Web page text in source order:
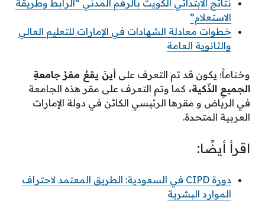
نتائج الابتدائي الكويت بالرقم المدني “الرابط وطريقة
الاستعلام”
خطوات معادلة الشهادات في الإمارات للتعليم العالي
والثانوية العامة
وختاماً؛ يكون قد تم التعرف على أينَ يقعُ مقرُ جامعةِ
الجميعِ الذّكية، كما وتم التعرف على مقر هذه الجامعة
في الرياض و مقرها الرئيسي الكائن في دولة الإمارات
العربية المتحدة.
اقرأ أيضًا:
دورة CIPD في السعودية: الطريق المعتمد لاحتراف
الموارد البشرية